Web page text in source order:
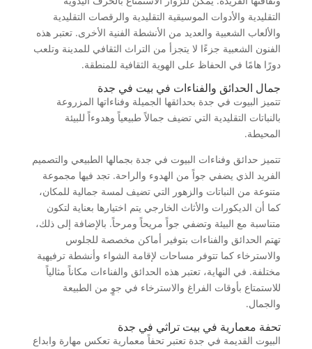
التقليدية والأدوات الموسيقية التقليدية والرقصات التقليدية
والألعاب الشعبية والعديد من الأنشطة الفنية الأخرى. تعتبر هذه
الفنون الشعبية جزءًا لا يتجزأ من التراث الثقافي للمدينة وتلعب
دورًا هامًا في الحفاظ على الهوية الثقافية للمنطقة.
جمال الحدائق والفناءات في بيت في جدة
تتميز البيوت في جدة بحدائقها الجميلة وفناءاتها المزروعة
بالنباتات التقليدية التي تضيف جمالاً طبيعياً وهدوءاً للبيئة
المحيطة.
تتميز حدائق وفناءات البيوت في جدة بجمالها الطبيعي والتصميم
الفريد الذي يضفي جواً من الهدوء والراحة. تجد فيها مجموعة
متنوعة من النباتات والزهور التي تضيف لمسة جمالية للمكان،
كما أن الديكورات والأثاث الخارجي يتم اختيارها بعناية لتكون
متناسبة مع البيئة وتضفي جواً مريحاً ومرحاً. بالإضافة إلى ذلك،
تهتم الحدائق والفناءات بتوفير أماكن مخصصة للجلوس
والاسترخاء كما تتوفر مساحات لإقامة الشواء وأنشطة ترفيهية
مختلفة. في النهاية، تعتبر هذه الحدائق والفناءات مكاناً مثالياً
للاستمتاع بأوقات الفراغ والاسترخاء في جوٍ من الطبيعة
والجمال.
تحفة معمارية في بيت تراثي في جدة
البيوت القديمة في جدة تعتبر تحفاً معمارية تعكس مهارة وابداع